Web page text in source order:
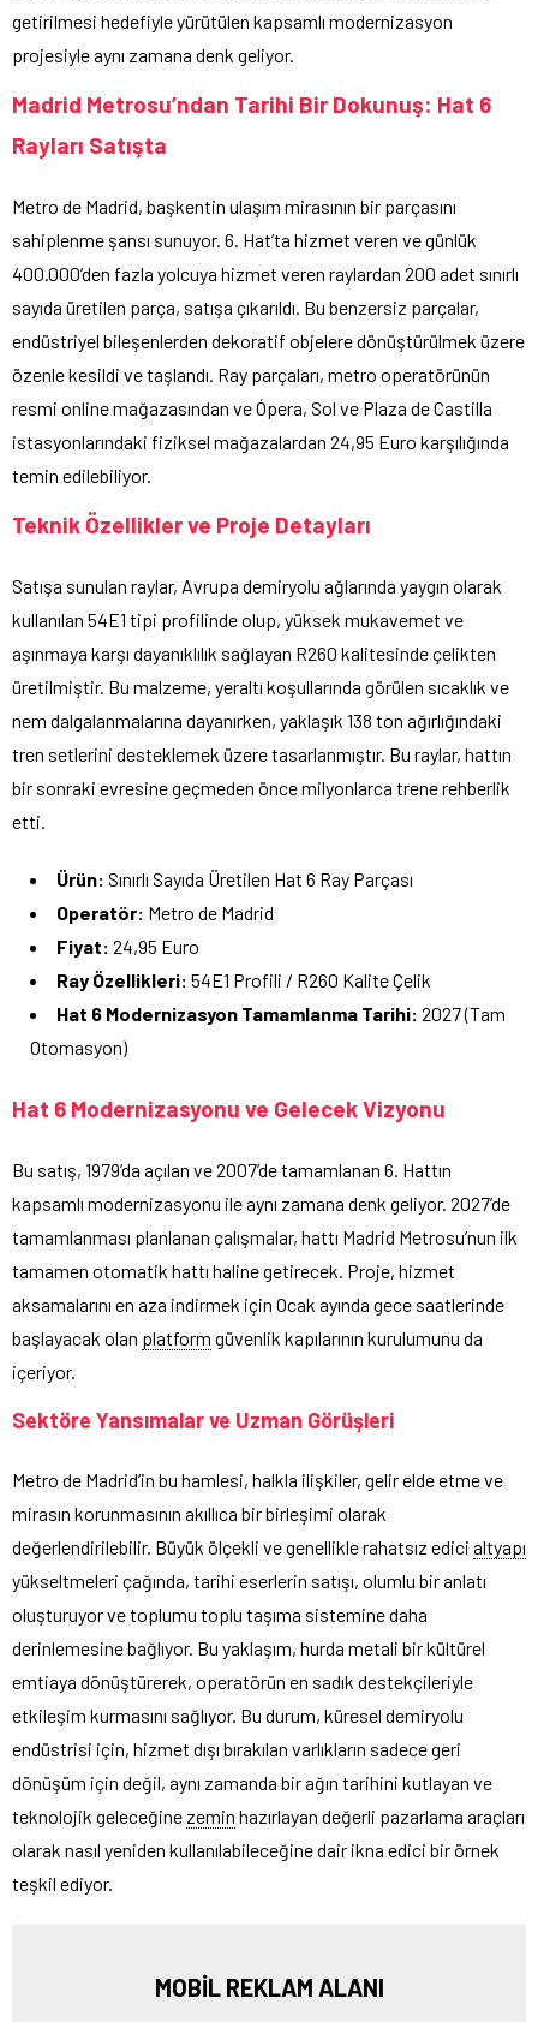
getirilmesi hedefiyle yürütülen kapsamlı modernizasyon
projesiyle aynı zamana denk geliyor.
Madrid Metrosu’ndan Tarihi Bir Dokunuş: Hat 6
Rayları Satışta
Metro de Madrid, başkentin ulaşım mirasının bir parçasını
sahiplenme şansı sunuyor. 6. Hat’ta hizmet veren ve günlük
400.000’den fazla yolcuya hizmet veren raylardan 200 adet sınırlı
sayıda üretilen parça, satışa çıkarıldı. Bu benzersiz parçalar,
endüstriyel bileşenlerden dekoratif objelere dönüştürülmek üzere
özenle kesildi ve taşlandı. Ray parçaları, metro operatörünün
resmi online mağazasından ve Ópera, Sol ve Plaza de Castilla
istasyonlarındaki fiziksel mağazalardan 24,95 Euro karşılığında
temin edilebiliyor.
Teknik Özellikler ve Proje Detayları
Satışa sunulan raylar, Avrupa demiryolu ağlarında yaygın olarak
kullanılan 54E1 tipi profilinde olup, yüksek mukavemet ve
aşınmaya karşı dayanıklılık sağlayan R260 kalitesinde çelikten
üretilmiştir. Bu malzeme, yeraltı koşullarında görülen sıcaklık ve
nem dalgalanmalarına dayanırken, yaklaşık 138 ton ağırlığındaki
tren setlerini desteklemek üzere tasarlanmıştır. Bu raylar, hattın
bir sonraki evresine geçmeden önce milyonlarca trene rehberlik
etti.
Ürün: Sınırlı Sayıda Üretilen Hat 6 Ray Parçası
Operatör: Metro de Madrid
Fiyat: 24,95 Euro
Ray Özellikleri: 54E1 Profili / R260 Kalite Çelik
Hat 6 Modernizasyon Tamamlanma Tarihi: 2027 (Tam
Otomasyon)
Hat 6 Modernizasyonu ve Gelecek Vizyonu
Bu satış, 1979’da açılan ve 2007’de tamamlanan 6. Hattın
kapsamlı modernizasyonu ile aynı zamana denk geliyor. 2027’de
tamamlanması planlanan çalışmalar, hattı Madrid Metrosu’nun ilk
tamamen otomatik hattı haline getirecek. Proje, hizmet
aksamalarını en aza indirmek için Ocak ayında gece saatlerinde
başlayacak olan platform güvenlik kapılarının kurulumunu da
içeriyor.
Sektöre Yansımalar ve Uzman Görüşleri
Metro de Madrid’in bu hamlesi, halkla ilişkiler, gelir elde etme ve
mirasın korunmasının akıllıca bir birleşimi olarak
değerlendirilebilir. Büyük ölçekli ve genellikle rahatsız edici altyapı
yükseltmeleri çağında, tarihi eserlerin satışı, olumlu bir anlatı
oluşturuyor ve toplumu toplu taşıma sistemine daha
derinlemesine bağlıyor. Bu yaklaşım, hurda metali bir kültürel
emtiaya dönüştürerek, operatörün en sadık destekçileriyle
etkileşim kurmasını sağlıyor. Bu durum, küresel demiryolu
endüstrisi için, hizmet dışı bırakılan varlıkların sadece geri
dönüşüm için değil, aynı zamanda bir ağın tarihini kutlayan ve
teknolojik geleceğine zemin hazırlayan değerli pazarlama araçları
olarak nasıl yeniden kullanılabileceğine dair ikna edici bir örnek
teşkil ediyor.
MOBİL REKLAM ALANI